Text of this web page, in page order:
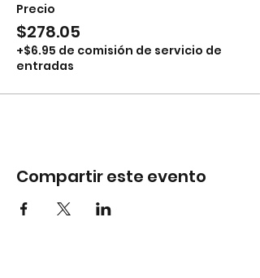
Precio
$278.05
+$6.95 de comisión de servicio de
entradas
Compartir este evento